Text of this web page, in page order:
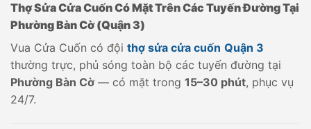
Thợ Sửa Cửa Cuốn Có Mặt Trên Các Tuyến Đường Tại
Phường Bàn Cờ (Quận 3)
Vua Cửa Cuốn có đội thợ sửa cửa cuốn Quận 3
thường trực, phủ sóng toàn bộ các tuyến đường tại
Phường Bàn Cờ — có mặt trong 15–30 phút, phục vụ
24/7.